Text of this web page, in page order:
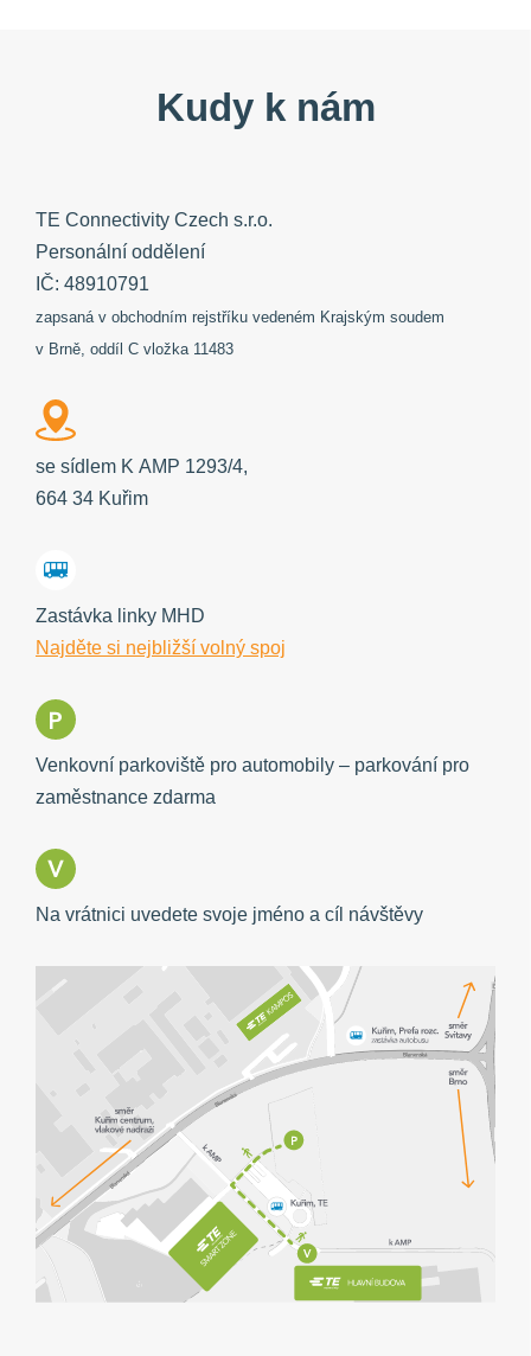
Kudy k nám
TE Connectivity Czech s.r.o.
Personální oddělení
IČ: 48910791
zapsaná v obchodním rejstříku vedeném Krajským soudem
v Brně, oddíl C vložka 11483
se sídlem K AMP 1293/4,
664 34 Kuřim
Zastávka linky MHD
Najděte si nejbližší volný spoj
Venkovní parkoviště pro automobily – parkování pro
zaměstnance zdarma
Na vrátnici uvedete svoje jméno a cíl návštěvy